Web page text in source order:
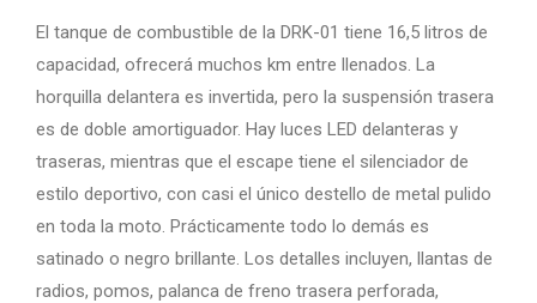
El tanque de combustible de la DRK-01 tiene 16,5 litros de
capacidad, ofrecerá muchos km entre llenados. La
horquilla delantera es invertida, pero la suspensión trasera
es de doble amortiguador. Hay luces LED delanteras y
traseras, mientras que el escape tiene el silenciador de
estilo deportivo, con casi el único destello de metal pulido
en toda la moto. Prácticamente todo lo demás es
satinado o negro brillante. Los detalles incluyen, llantas de
radios, pomos, palanca de freno trasera perforada,